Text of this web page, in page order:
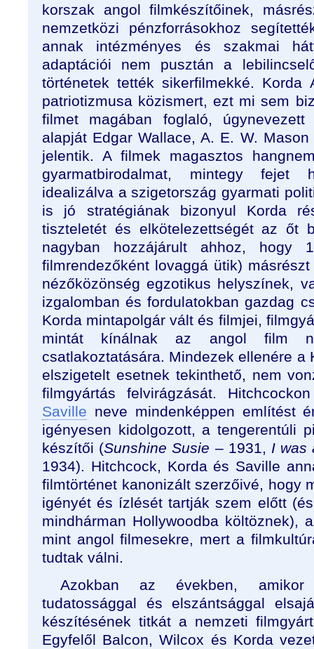
korszak angol filmkészítőinek,
nemzetközi pénzforrásokhoz
annak intézményes és szakmai
adaptációi nem pusztán a
történetek tették sikerfilmekké. Korda
patriotizmusa közismert, ezt mi sem
filmet magában foglaló, úgynevezett
alapját Edgar Wallace, A. E. W.
jelentik. A filmek magasztos
gyarmatbirodalmat, mintegy fejet
idealizálva a szigetország gyarmati
is jó stratégiának bizonyul Korda
tiszteletét és elkötelezettségét az őt
nagyban hozzájárult ahhoz, hogy
filmrendezőként lovaggá ütik)
nézőközönség egzotikus helyszínek,
izgalomban és fordulatokban gazdag
Korda mintapolgár vált és filmjei,
mintát kínálnak az angol film
csatlakoztatására. Mindezek ellenére a
elszigetelt esetnek tekinthető, nem
filmgyártás felvirágzását.
Saville neve mindenképpen említést
igényesen kidolgozott, a tengerentúli
készítői (Sunshine Susie – 1931, I was
1934). Hitchcock, Korda és Saville
filmtörténet kanonizált szerzőivé, hogy
igényét és ízlését tartják szem előtt
mindhárman Hollywoodba költöznek),
mint angol filmesekre, mert a
tudtak válni.
Azokban az években, amikor
tudatossággal és elszántsággal
készítésének titkát a nemzeti
Egyfelől Balcon, Wilcox és Korda